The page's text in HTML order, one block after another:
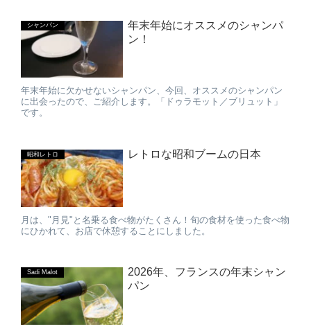
シャンパン
年末年始にオススメのシャンパ
ン！
年末年始に欠かせないシャンパン、今回、オススメのシャンパン
に出会ったので、ご紹介します。「ドゥラモット／ブリュット」
です。
昭和レトロ レトロな昭和ブームの日本
月は、"月見"と名乗る食べ物がたくさん！旬の食材を使った食べ物
にひかれて、お店で休憩することにしました。
Sadi Malot
2026年、フランスの年末シャン
パン